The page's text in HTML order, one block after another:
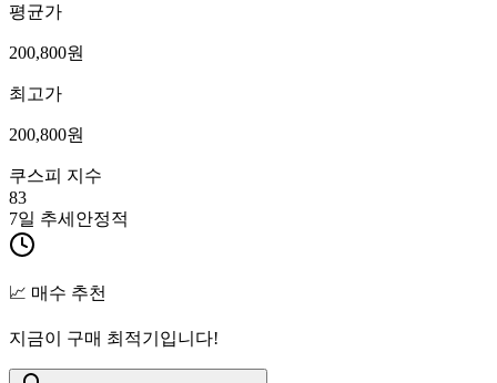
평균가
200,800원
최고가
200,800원
쿠스피 지수
83
7일 추세 안정적
📈 매수 추천
지금이 구매 최적기입니다!